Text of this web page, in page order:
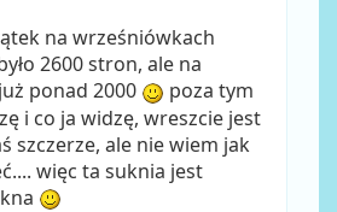
na wrześniówkach
2600 stron, ale na
ponad 2000
poza tym
i co ja widzę, wreszcie jest
szczerze, ale nie wiem jak
więc ta suknia jest